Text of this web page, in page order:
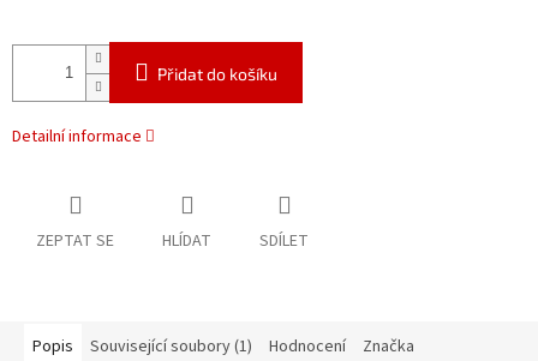
Přidat do košíku
Detailní informace
ZEPTAT SE HLÍDAT SDÍLET
Popis Související soubory (1) Hodnocení Značka